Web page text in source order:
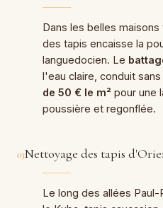
Dans les belles
des tapis encaisse la
languedocien. Le
l'eau claire, conduit
de 50 € le m² pour une
poussière et regonflée.
03Nettoyage des tapis
Le long des allées